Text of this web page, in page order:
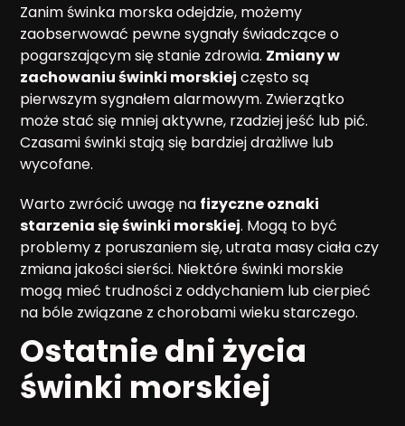
Zanim świnka morska odejdzie, możemy
zaobserwować pewne sygnały świadczące o
pogarszającym się stanie zdrowia. Zmiany w
zachowaniu świnki morskiej często są
pierwszym sygnałem alarmowym. Zwierzątko
może stać się mniej aktywne, rzadziej jeść lub pić.
Czasami świnki stają się bardziej drażliwe lub
wycofane.
Warto zwrócić uwagę na fizyczne oznaki
starzenia się świnki morskiej. Mogą to być
problemy z poruszaniem się, utrata masy ciała czy
zmiana jakości sierści. Niektóre świnki morskie
mogą mieć trudności z oddychaniem lub cierpieć
na bóle związane z chorobami wieku starczego.
Ostatnie dni życia
świnki morskiej